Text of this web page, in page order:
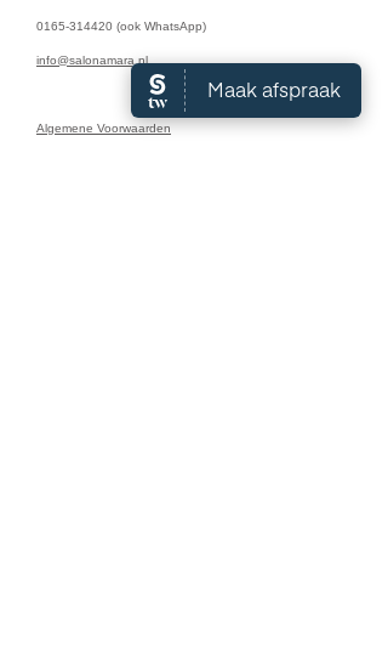
0165-314420 (ook WhatsApp)
info@salonamara.nl
Algemene Voorwaarden